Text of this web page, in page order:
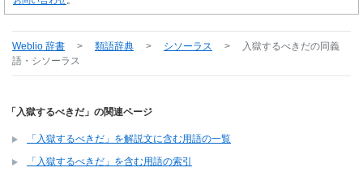
Weblio 辞書 > 類語辞典 > シソーラス > 入獄するべきだの同義
語・シソーラス
「入獄するべきだ」の関連ページ
「入獄するべきだ」を解説文に含む用語の一覧
「入獄するべきだ」を含む用語の索引